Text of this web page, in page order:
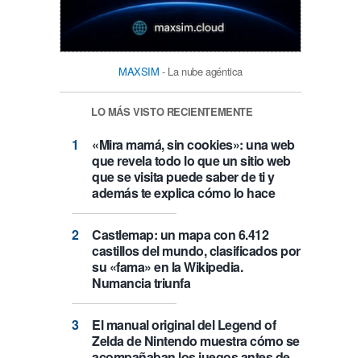
MAXSIM - La nube agéntica
LO MÁS VISTO RECIENTEMENTE
«Mira mamá, sin cookies»: una web
que revela todo lo que un sitio web
que se visita puede saber de ti y
además te explica cómo lo hace
Castlemap: un mapa con 6.412
castillos del mundo, clasificados por
su «fama» en la Wikipedia.
Numancia triunfa
El manual original del Legend of
Zelda de Nintendo muestra cómo se